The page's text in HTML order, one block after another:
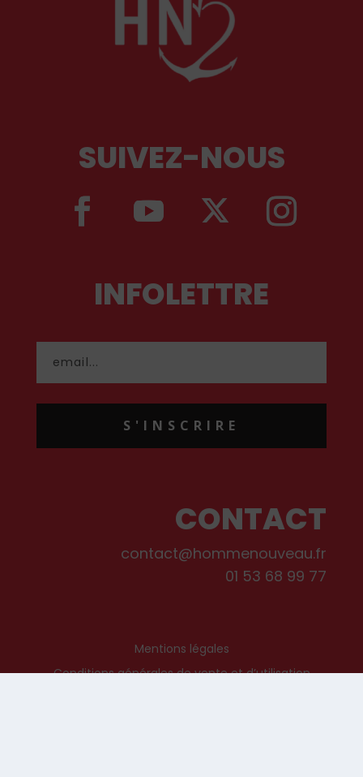
SUIVEZ-NOUS
INFOLETTRE
S'INSCRIRE
CONTACT
contact@hommenouveau.fr
01 53 68 99 77
Mentions légales
Conditions générales de vente et d’utilisation